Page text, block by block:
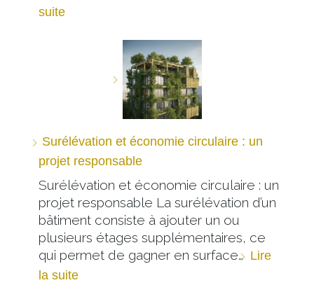
suite
Surélévation et économie circulaire : un
projet responsable
Surélévation et économie circulaire : un
projet responsable La surélévation d’un
bâtiment consiste à ajouter un ou
plusieurs étages supplémentaires, ce
qui permet de gagner en surface… Lire
la suite